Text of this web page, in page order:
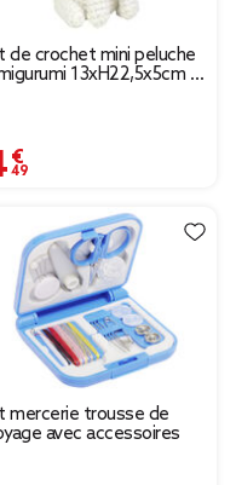
de crochet mini peluche
13xH22,5x5cm -
€
mercerie trousse de
avec accessoires